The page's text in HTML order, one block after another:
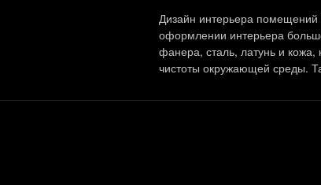
Дизайн интерьера помещений
оформлении интерьера
фанера, сталь, латунь и
чистоты окружающей среды.